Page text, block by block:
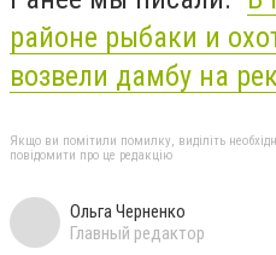
районе рыбаки и
возвели дамбу на
Якщо ви помітили помилку, виділіть
повідомити про це редакцію
Ольга Черненко
Главный редактор